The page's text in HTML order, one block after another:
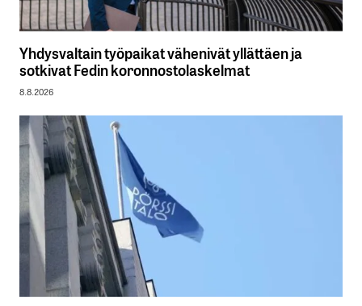
Yhdysvaltain työpaikat vähenivät yllättäen ja
sotkivat Fedin koronnostolaskelmat
8.8.2026